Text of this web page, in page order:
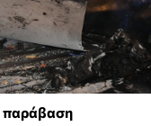
παράβαση